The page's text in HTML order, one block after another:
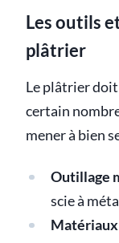
Les outils
plâtrier
Le plâtrier
certain
mener à bien
Outillage
scie à
Matériaux